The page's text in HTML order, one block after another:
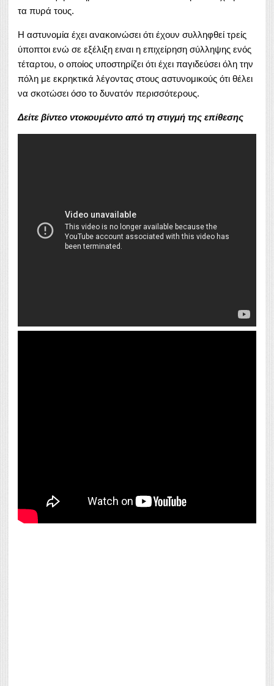
τα πυρά τους.
Η αστυνομία έχει ανακοινώσει ότι έχουν συλληφθεί τρείς
ύποπτοι ενώ σε εξέλιξη ειναι η επιχείρηση σύλληψης ενός
τέταρτου, ο οποίος υποστηρίζει ότι έχει παγιδεύσει όλη την
πόλη με εκρηκτικά λέγοντας στους αστυνομικούς ότι θέλει
να σκοτώσει όσο το δυνατόν περισσότερους.
Δείτε βίντεο ντοκουμέντο από τη στιγμή της επίθεσης